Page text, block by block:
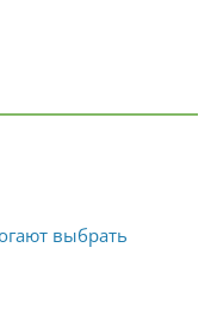
выбрать